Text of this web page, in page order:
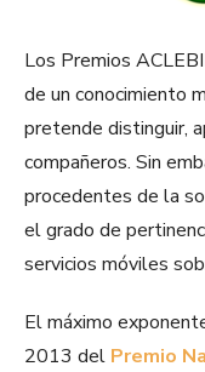
Los Premios
de un conocimiento
pretende distinguir,
compañeros. Sin
procedentes de la
el grado de
servicios móviles
El máximo
2013 del Premio